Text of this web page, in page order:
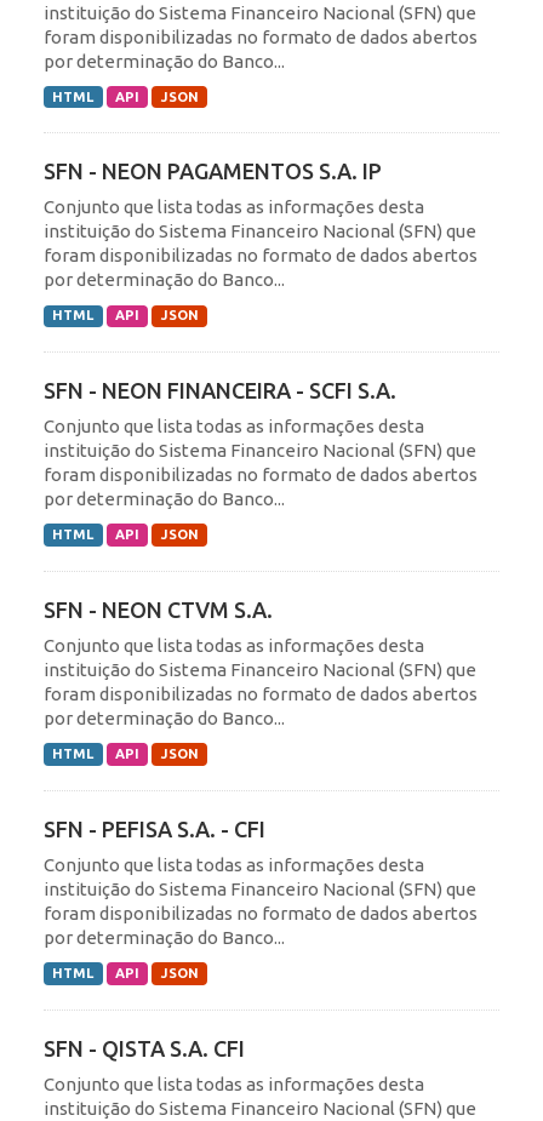
instituição do Sistema Financeiro Nacional (SFN) que
foram disponibilizadas no formato de dados abertos
por determinação do Banco...
HTML API JSON
SFN - NEON PAGAMENTOS S.A. IP
Conjunto que lista todas as informações desta
instituição do Sistema Financeiro Nacional (SFN) que
foram disponibilizadas no formato de dados abertos
por determinação do Banco...
HTML API JSON
SFN - NEON FINANCEIRA - SCFI S.A.
Conjunto que lista todas as informações desta
instituição do Sistema Financeiro Nacional (SFN) que
foram disponibilizadas no formato de dados abertos
por determinação do Banco...
HTML API JSON
SFN - NEON CTVM S.A.
Conjunto que lista todas as informações desta
instituição do Sistema Financeiro Nacional (SFN) que
foram disponibilizadas no formato de dados abertos
por determinação do Banco...
HTML API JSON
SFN - PEFISA S.A. - CFI
Conjunto que lista todas as informações desta
instituição do Sistema Financeiro Nacional (SFN) que
foram disponibilizadas no formato de dados abertos
por determinação do Banco...
HTML API JSON
SFN - QISTA S.A. CFI
Conjunto que lista todas as informações desta
instituição do Sistema Financeiro Nacional (SFN) que